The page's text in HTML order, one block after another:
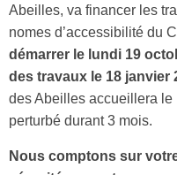
Abeilles, va financer les
nomes d’accessibilité du
démarrer le lundi 19
des travaux le 18 janvier
des Abeilles accueillera
perturbé durant 3 mois.
Nous comptons sur